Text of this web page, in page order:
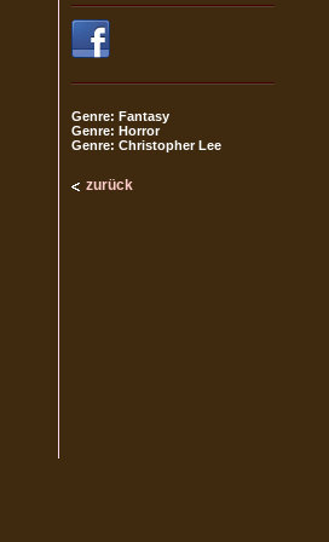
Genre: Fantasy
Genre: Horror
Genre: Christopher Lee
zurück